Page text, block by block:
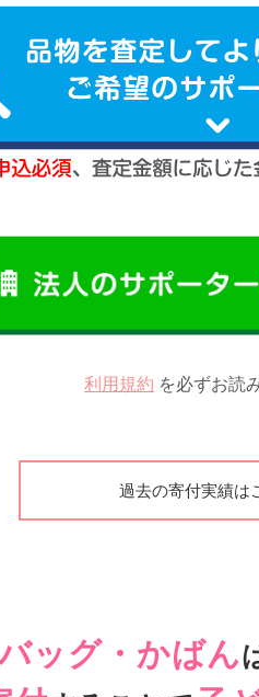
利用規約 を必ずお読
過去の寄付実績は
ッグ・かばん